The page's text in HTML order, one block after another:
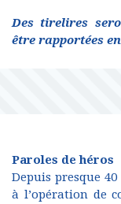
Des tirelires
être rapportées
Paroles de héros
Depuis presque
à l’opération de